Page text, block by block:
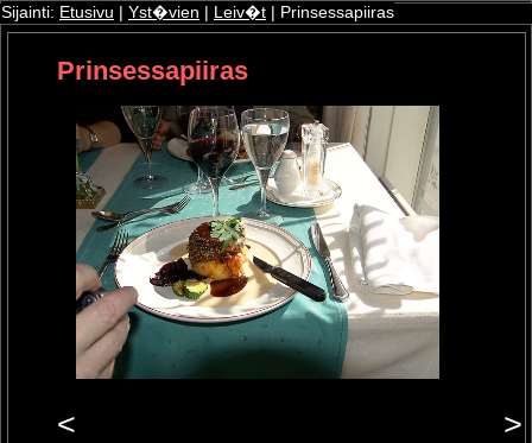
Sijainti: Etusivu Yst�vien Leiv�t | Prinsessapiiras
Prinsessapiiras
< >